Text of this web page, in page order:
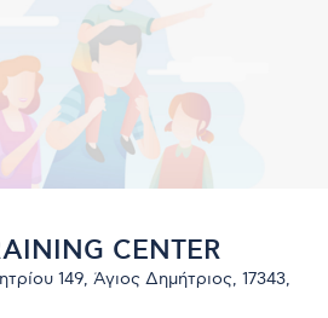
CENTER
149, Άγιος Δημήτριος, 17343,